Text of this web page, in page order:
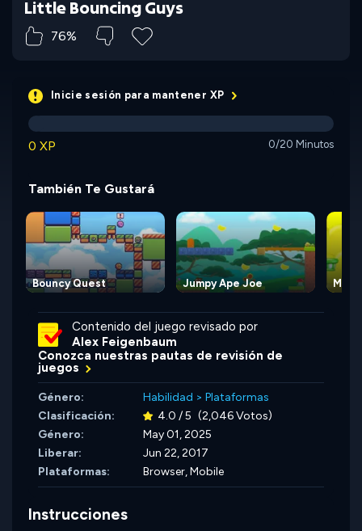
Little Bouncing Guys
76%
Inicie sesión para mantener XP
0 XP 0/20 Minutos
También Te Gustará
Bouncy Quest Jumpy Ape Joe
Contenido del juego revisado por
Alex Feigenbaum
Conozca nuestras pautas de revisión de
juegos
Género: Habilidad > Plataformas
Clasificación:
4.0 / 5 (2,046 Votos)
Género:
May 01, 2025
Liberar:
Jun 22, 2017
Plataformas:
Browser, Mobile
Instrucciones